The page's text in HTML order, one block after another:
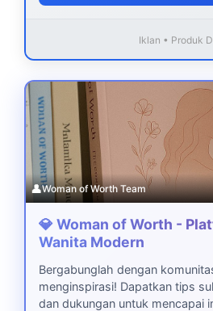
Iklan • Produk
👤Woman of Worth Team
💎 Woman of Worth -
Wanita Modern
Bergabunglah dengan
menginspirasi! Dapatkan tips
dan dukungan untuk mencapai